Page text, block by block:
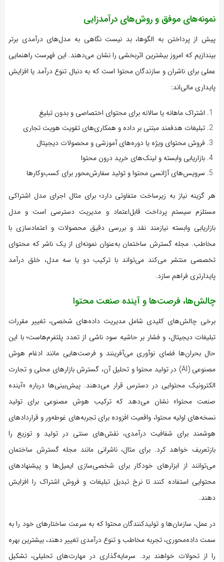
نمونه‌های موفق و روش‌های درآمدزایی
پیش از پرداختن به الگوها، بد نیست نگاهی به مدل‌های درآمدی برتر
بیندازیم که امروز بیشترین اثربخشی را نشان می‌دهند. این فهرست راهنمایی
عملی برای ناشران و سازندگان محتوا است که به دنبال تنوع درآمد یا افزایش
پایداری مالی‌اند:
اشتراک ماهانه یا سالانه برای محتوای اختصاصی و بدون تبلیغ
تبلیغات هدفمند مبتنی بر داده و همکاری‌های تقویت هویت تجاری
فروش محتوای ویژه یا دوره‌های آموزشی و محصولات دیجیتال
بازاریابی وابسته و لینک‌های خرید درون محتوا
سرویس‌های آژانسی محتوا و تولید سفارش‌محور برای کسب‌وکارها
هر گزینه نیاز به زیرساخت متفاوتی دارد؛ برای مثال اجرای مدل اشتراکی
مستلزم سیستم پرداخت قابل‌اعتماد و مدیریت دسترسی است و مدل
بازاریابی وابسته نیازمند نقد و بررسی دقیق محصولات و اعتمادسازی با
مخاطب. مجله گسترش ساختمان به‌عنوان نمونه‌ای از یک ناشر که محتوای
تخصصی منتشر می‌کند می‌تواند با ترکیب دو یا سه مدل، خلق درآمد
پایدارتری فراهم سازد.
چالش‌ها، فرصت‌ها و آینده صنعت محتوا
برخی چالش‌های کلیدی شامل مدیریت داده‌های شخصی، تغییر مقررات
تبلیغات دیجیتال، و فشار بر حاشیه سود ناشی از تعدد پلتفرم‌هاست؛ با این
حال بحران‌ها فضای نوآوری می‌آفرینند و فرصت‌هایی مانند ادغام هوش
مصنوعی (AI) در تولید محتوا و تحلیل آن، گسترش بازارهای محلی و تجارت
الکترونیک محتوایی در دسترس قرار می‌دهند. پیش‌بینی‌ها درباره «آینده
صنعت محتوا» نشان می‌دهد که ترکیب هوش مصنوعی برای تولید
نسخه‌های اولیه محتوا، واقعیت افزوده برای تجربه‌های غوطه‌ور و قراردادهای
هوشمند برای شفافیت درآمدی، نقش‌های سنتی در تولید و توزیع را
بازتعریف خواهد کرد. برای مثال، ناشرانی مانند مجله گسترش ساختمان
می‌توانند از ابزارهای خودکار برای شخصی‌سازی ایمیل‌ها و پیشنهادهای
محتوایی استفاده کنند تا نرخ تبدیل تبلیغات و فروش اشتراک را افزایش
دهند.
در عمل، سازمان‌ها و تولیدکنندگان محتوا که به سرعت ساختارهای خود را به
سمت داده‌محوری، تجربه مخاطب و تنوع درآمدی تغییر دهند، بیشترین بهره
را از تحولات خواهند برد. سرمایه‌گذاری در مهارت‌های تحلیلی، تشکیل